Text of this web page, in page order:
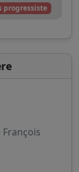
progressiste